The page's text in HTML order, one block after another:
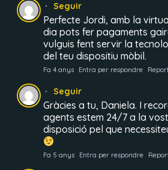
Seguir
Perfecte Jordi, amb la
dia pots fer pagaments
vulguis fent servir la
del teu dispositiu mòbil.
Fa 4 anys Entra per respondre
Seguir
Gràcies a tu, Daniela. I
agents estem 24/7 a la
disposició pel que
Fa 5 anys Entra per respondre